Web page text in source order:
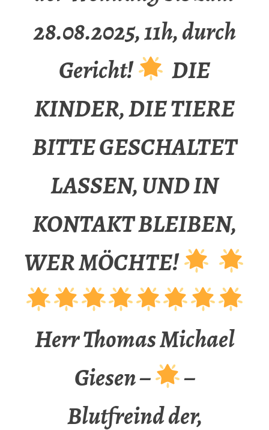
28.08.2025, 11h, durch
Gericht!
DIE
KINDER, DIE TIERE
BITTE GESCHALTET
LASSEN, UND IN
KONTAKT BLEIBEN,
WER MÖCHTE!
Herr Thomas Michael
Giesen –
–
Blutfreind der,